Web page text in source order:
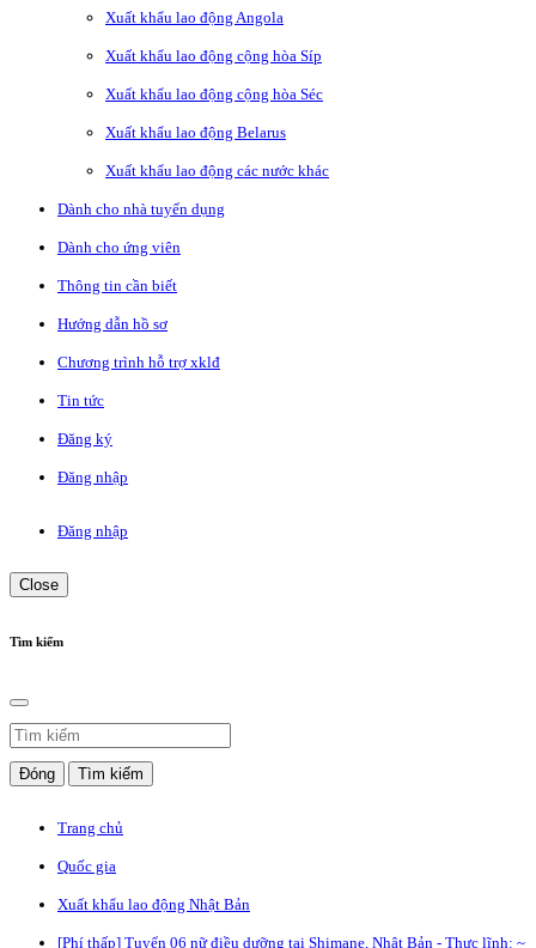
Xuất khẩu lao động Angola
Xuất khẩu lao động cộng hòa Síp
Xuất khẩu lao động cộng hòa Séc
Xuất khẩu lao động Belarus
Xuất khẩu lao động các nước khác
Dành cho nhà tuyển dụng
Dành cho ứng viên
Thông tin cần biết
Hướng dẫn hồ sơ
Chương trình hỗ trợ xklđ
Tin tức
Đăng ký
Đăng nhập
Đăng nhập
Close
Tìm kiếm
Đóng Tìm kiếm
Trang chủ
Quốc gia
Xuất khẩu lao động Nhật Bản
[Phí thấp] Tuyển 06 nữ điều dưỡng tại Shimane, Nhật Bản - Thực lĩnh: ~